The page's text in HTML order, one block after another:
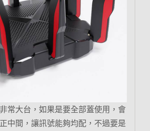
常大台，如果是要全部蓋使用，會
中間，讓訊號能夠均配，不過要是